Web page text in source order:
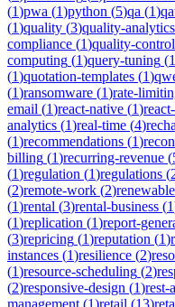
(1)pwa (1)python (5)qa (1)
(1)quality (3)quality-analytics
compliance (1)quality-control
computing (1)query-tuning (1
(1)quotation-templates (1)
(1)ransomware (1)rate-
email (1)react-native (1)
analytics (1)real-time (4)
(1)recommendations (1)
billing (1)recurring-revenue (
(1)regulation (1)regulations (
(2)remote-work (2)
(1)rental (3)rental-business (1
(1)replication (1)report-
(3)repricing (1)reputation (1)
instances (1)resilience (2)
(1)resource-scheduling (2)
(2)responsive-design (1)rest-
management (1)retail (13)